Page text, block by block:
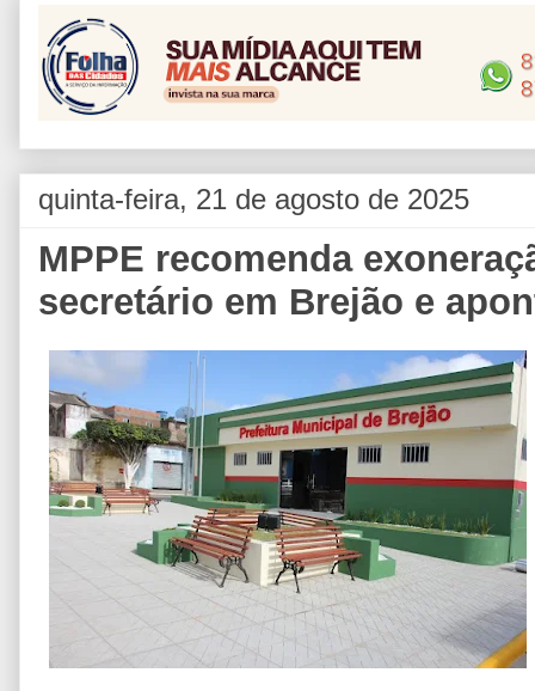
quinta-feira, 21 de agosto de 2025
MPPE recomenda
secretário em Brejão e